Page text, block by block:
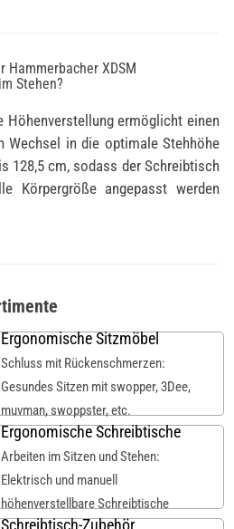
Hammerbacher XDSM
Stehen?
Höhenverstellung ermöglicht einen
Wechsel in die optimale Stehhöhe
128,5 cm, sodass der Schreibtisch
Körpergröße angepasst werden
Ergonomische Sitzmöbel
Schluss mit Rückenschmerzen:
Gesundes Sitzen mit swopper, 3Dee,
muvman, swoppster, etc.
Ergonomische Schreibtische
Arbeiten im Sitzen und Stehen:
Elektrisch und manuell
höhenverstellbare Schreibtische
Schreibtisch-Zubehör